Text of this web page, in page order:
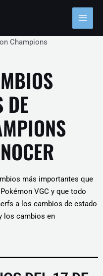
DE
más importantes que
VGC y que todo
a los cambios de estado
los cambios en